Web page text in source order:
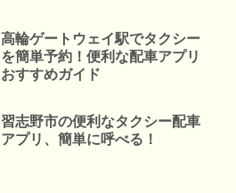
高輪ゲートウェイ駅でタクシー
を簡単予約！便利な配車アプリ
おすすめガイド
習志野市の便利なタクシー配車
アプリ、簡単に呼べる！